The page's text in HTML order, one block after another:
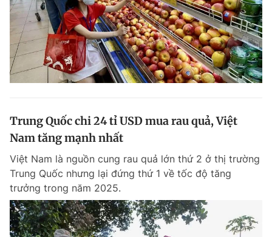
Trung Quốc chi 24 tỉ USD mua rau quả, Việt
Nam tăng mạnh nhất
Việt Nam là nguồn cung rau quả lớn thứ 2 ở thị trường
Trung Quốc nhưng lại đứng thứ 1 về tốc độ tăng
trưởng trong năm 2025.